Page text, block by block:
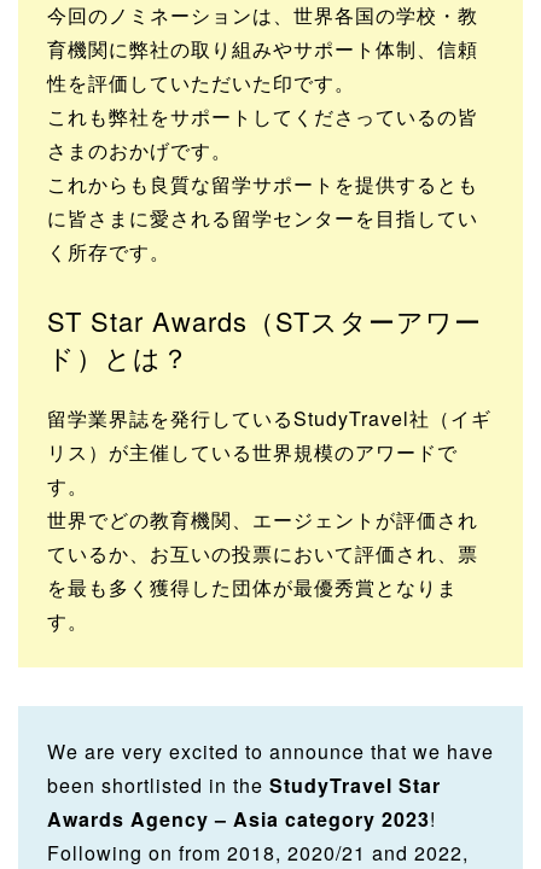
今回のノミネーションは、世界各国の学校・教
育機関に弊社の取り組みやサポート体制、信頼
性を評価していただいた印です。
これも弊社をサポートしてくださっているの皆
さまのおかげです。
これからも良質な留学サポートを提供するとも
に皆さまに愛される留学センターを目指してい
く所存です。
ST Star Awards（STスターアワー
ド）とは？
留学業界誌を発行しているStudyTravel社（イギ
リス）が主催している世界規模のアワードで
す。
世界でどの教育機関、エージェントが評価され
ているか、お互いの投票において評価され、票
を最も多く獲得した団体が最優秀賞となりま
す。
We are very excited to announce that we have
been shortlisted in the StudyTravel Star
Awards Agency – Asia category 2023!
Following on from 2018, 2020/21 and 2022,